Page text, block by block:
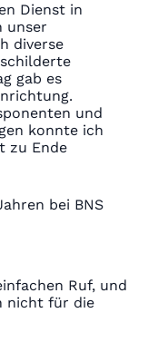
Dienst in
unser
diverse
gab es
und
konnte ich
zu Ende
bei BNS
Ruf, und
nicht für die